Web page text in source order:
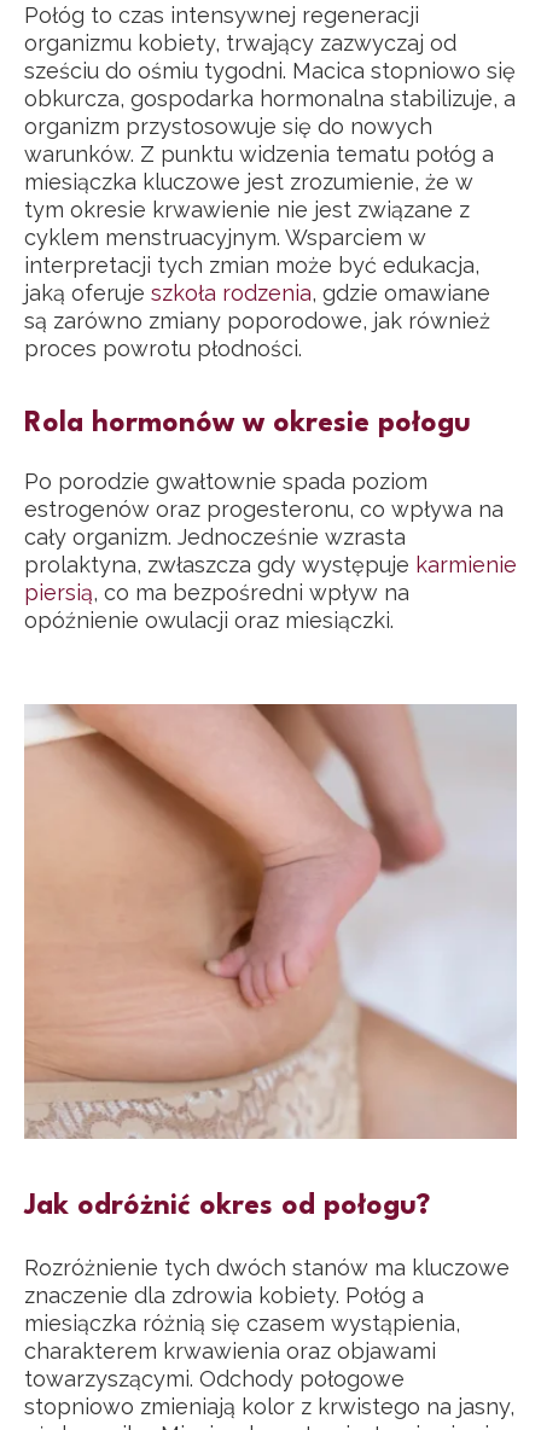
Połóg to czas intensywnej regeneracji
organizmu kobiety, trwający zazwyczaj od
sześciu do ośmiu tygodni. Macica stopniowo się
obkurcza, gospodarka hormonalna stabilizuje, a
organizm przystosowuje się do nowych
warunków. Z punktu widzenia tematu połóg a
miesiączka kluczowe jest zrozumienie, że w
tym okresie krwawienie nie jest związane z
cyklem menstruacyjnym. Wsparciem w
interpretacji tych zmian może być edukacja,
jaką oferuje szkoła rodzenia, gdzie omawiane
są zarówno zmiany poporodowe, jak również
proces powrotu płodności.
Rola hormonów w okresie połogu
Po porodzie gwałtownie spada poziom
estrogenów oraz progesteronu, co wpływa na
cały organizm. Jednocześnie wzrasta
prolaktyna, zwłaszcza gdy występuje karmienie
piersią, co ma bezpośredni wpływ na
opóźnienie owulacji oraz miesiączki.
Jak odróżnić okres od połogu?
Rozróżnienie tych dwóch stanów ma kluczowe
znaczenie dla zdrowia kobiety. Połóg a
miesiączka różnią się czasem wystąpienia,
charakterem krwawienia oraz objawami
towarzyszącymi. Odchody połogowe
stopniowo zmieniają kolor z krwistego na jasny,